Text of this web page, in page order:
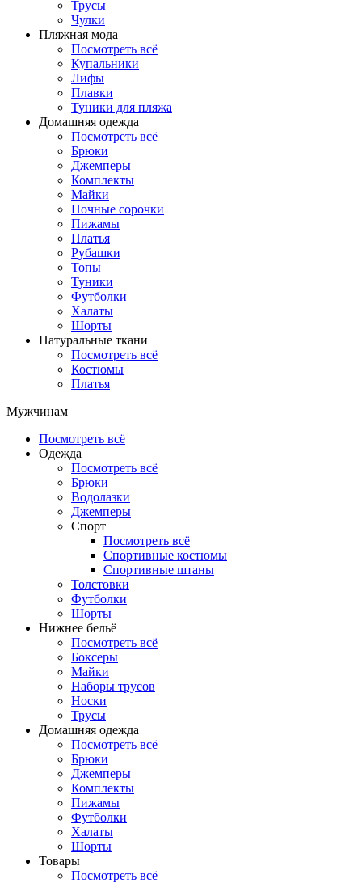
Трусы
Чулки
Пляжная мода
Посмотреть всё
Купальники
Лифы
Плавки
Туники для пляжа
Домашняя одежда
Посмотреть всё
Брюки
Джемперы
Комплекты
Майки
Ночные сорочки
Пижамы
Платья
Рубашки
Топы
Туники
Футболки
Халаты
Шорты
Натуральные ткани
Посмотреть всё
Костюмы
Платья
Мужчинам
Посмотреть всё
Одежда
Посмотреть всё
Брюки
Водолазки
Джемперы
Спорт
Посмотреть всё
Спортивные костюмы
Спортивные штаны
Толстовки
Футболки
Шорты
Нижнее бельё
Посмотреть всё
Боксеры
Майки
Наборы трусов
Носки
Трусы
Домашняя одежда
Посмотреть всё
Брюки
Джемперы
Комплекты
Пижамы
Футболки
Халаты
Шорты
Товары
Посмотреть всё